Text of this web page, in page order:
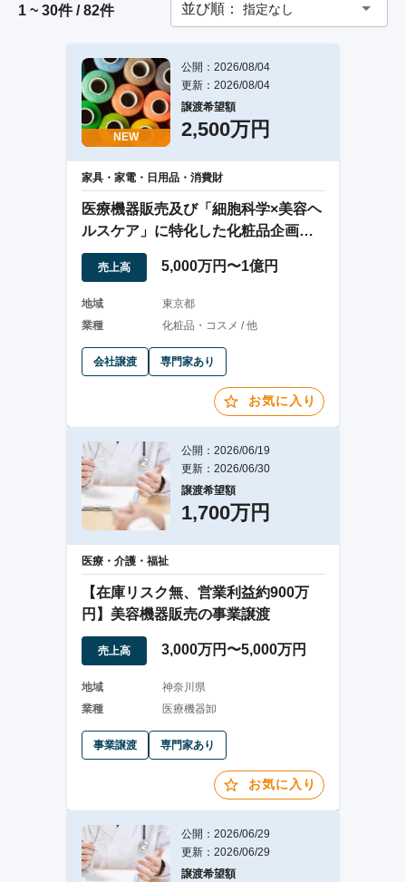
1 ~ 30件 / 82件 並び順： 指定なし
NEW
公開：2026/08/04
更新：2026/08/04
譲渡希望額
2,500万円
家具・家電・日用品・消費財
医療機器販売及び「細胞科学×美容ヘ
ルスケア」に特化した化粧品企画販
売・OEM受託
売上高 5,000万円〜1億円
地域
東京都
業種
化粧品・コスメ / 他
会社譲渡 専門家あり
お気に入り
公開：2026/06/19
更新：2026/06/30
譲渡希望額
1,700万円
医療・介護・福祉
【在庫リスク無、営業利益約900万
円】美容機器販売の事業譲渡
売上高 3,000万円〜5,000万円
地域
神奈川県
業種
医療機器卸
事業譲渡 専門家あり
お気に入り
公開：2026/06/29
更新：2026/06/29
譲渡希望額